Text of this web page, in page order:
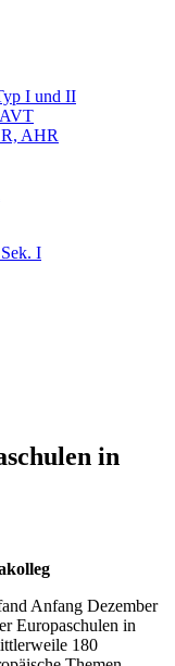
I und II
AHR
I
in
Anfang Dezember
Europaschulen in
180